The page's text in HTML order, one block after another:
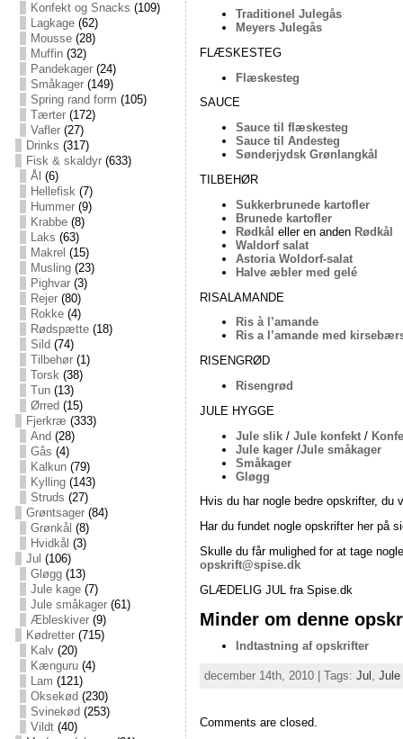
Konfekt og Snacks (109)
Lagkage(62)
Mousse(28)
Muffin(32)
Pandekager(24)
Småkager(149)
Spring rand form (105)
Tærter(172)
Vafler(27)
Drinks (317)
Fisk & skaldyr(633)
Ål (6)
Hellefisk(7)
Hummer(9)
Krabbe(8)
Laks (63)
Makrel (15)
Musling(23)
Pighvar(3)
Rejer(80)
Rokke(4)
Rødspætte(18)
Sild (74)
Tilbehør(1)
Torsk(38)
Tun(13)
Ørred (15)
Fjerkræ (333)
And (28)
Gås (4)
Kalkun(79)
Kylling(143)
Struds (27)
Grøntsager(84)
Grønkål (8)
Hvidkål (3)
Jul (106)
Gløgg(13)
Jule kage(7)
Jule småkager(61)
Æbleskiver(9)
Kødretter(715)
Kalv(20)
Kænguru(4)
Lam (121)
Oksekød (230)
Svinekød (253)
Vildt(40)
Traditionel Julegås
Meyers Julegås
FLÆSKESTEG
Flæskesteg
SAUCE
Sauce til flæskesteg
Sauce til Andesteg
Sønderjydsk Grønlangkål
TILBEHØR
Sukkerbrunede kartofler
Brunede kartofler
Rødkål eller en anden Rødkål
Waldorf salat
Astoria Woldorf-salat
Halve æbler med gelé
RISALAMANDE
Ris à l’amande
Ris a l’amande med
RISENGRØD
Risengrød
JULE HYGGE
Jule slik/ Jule konfekt/
Jule kager/Jule småkager
Småkager
Gløgg
Hvis du har nogle bedre opskrifter, du
Har du fundet nogle opskrifter her på
Skulle du får mulighed for at tage
opskrift@spise.dk
GLÆDELIG JUL fra Spise.dk
Minder om denne
Indtastning af opskrifter
december 14th, 2010 | Tags: Jul , Jule
Comments are closed.